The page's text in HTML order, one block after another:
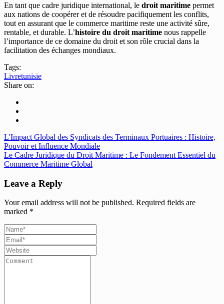
En tant que cadre juridique international, le droit maritime permet
aux nations de coopérer et de résoudre pacifiquement les conflits,
tout en assurant que le commerce maritime reste une activité sûre,
rentable, et durable. L’histoire du droit maritime nous rappelle
l’importance de ce domaine du droit et son rôle crucial dans la
facilitation des échanges mondiaux.
Tags:
Livretunisie
Share on:
L'Impact Global des Syndicats des Terminaux Portuaires : Histoire,
Pouvoir et Influence Mondiale
Le Cadre Juridique du Droit Maritime : Le Fondement Essentiel du
Commerce Maritime Global
Leave a Reply
Your email address will not be published. Required fields are
marked *